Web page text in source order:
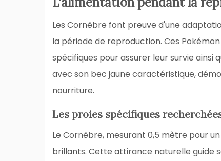
Les Cornèbre font preuve d'une
la période de reproduction. Ces
spécifiques pour assurer leur survie
avec son bec jaune caractéristique,
nourriture.
Les proies spécifiques
Le Cornèbre, mesurant 0,5 mètre pour
brillants. Cette attirance naturelle guide